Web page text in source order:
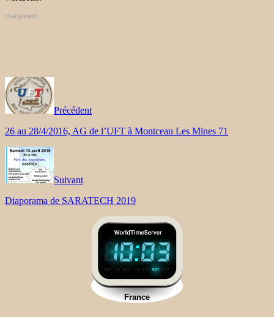
chargement…
Précédent
26 au 28/4/2016, AG de l’UFT à Montceau Les Mines 71
Suivant
Diaporama de SARATECH 2019